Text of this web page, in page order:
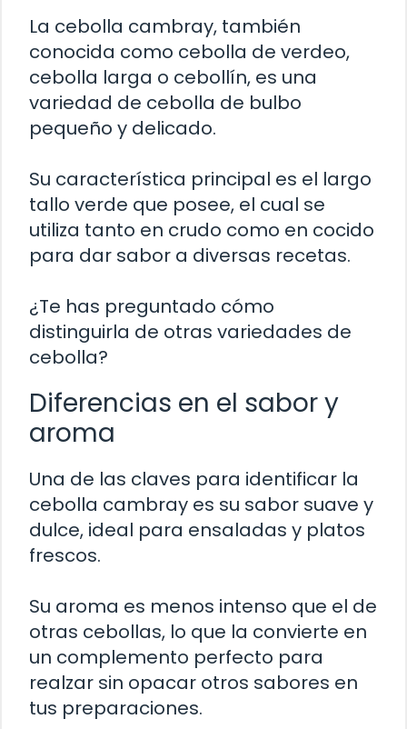
La cebolla cambray, también
conocida como cebolla de verdeo,
cebolla larga o cebollín, es una
variedad de cebolla de bulbo
pequeño y delicado.
Su característica principal es el largo
tallo verde que posee, el cual se
utiliza tanto en crudo como en cocido
para dar sabor a diversas recetas.
¿Te has preguntado cómo
distinguirla de otras variedades de
cebolla?
Diferencias en el sabor y
aroma
Una de las claves para identificar la
cebolla cambray es su sabor suave y
dulce, ideal para ensaladas y platos
frescos.
Su aroma es menos intenso que el de
otras cebollas, lo que la convierte en
un complemento perfecto para
realzar sin opacar otros sabores en
tus preparaciones.